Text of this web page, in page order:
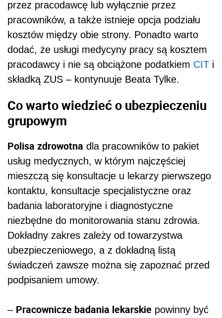
przez pracodawcę lub wyłącznie przez
pracowników, a także istnieje opcja podziału
kosztów między obie strony. Ponadto warto
dodać, że usługi medycyny pracy są kosztem
pracodawcy i nie są obciążone podatkiem CIT i
składką ZUS – kontynuuje Beata Tylke.
Co warto wiedzieć o ubezpieczeniu
grupowym
Polisa zdrowotna dla pracowników to pakiet
usług medycznych, w którym najczęściej
mieszczą się konsultacje u lekarzy pierwszego
kontaktu, konsultacje specjalistyczne oraz
badania laboratoryjne i diagnostyczne
niezbędne do monitorowania stanu zdrowia.
Dokładny zakres zależy od towarzystwa
ubezpieczeniowego, a z dokładną listą
świadczeń zawsze można się zapoznać przed
podpisaniem umowy.
– Pracownicze badania lekarskie powinny być